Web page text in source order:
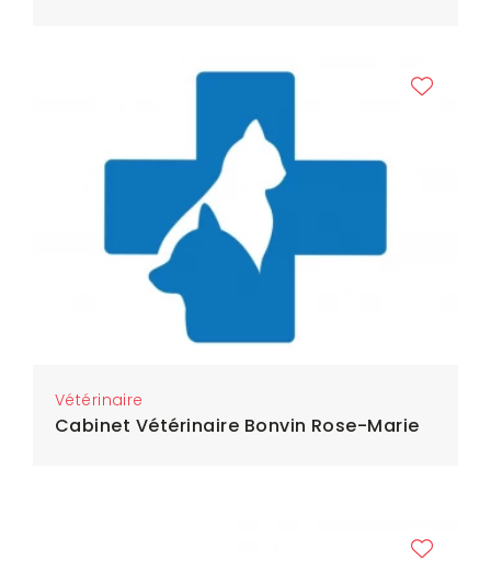
Vétérinaire
Cabinet Vétérinaire Bonvin Rose-Marie